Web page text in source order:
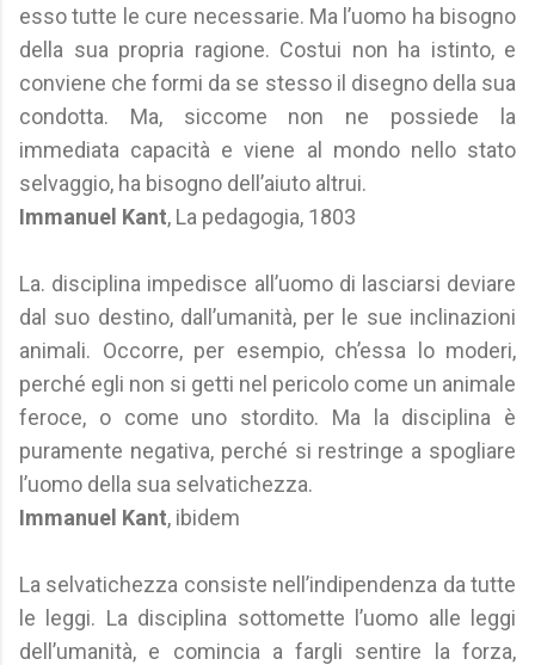
esso tutte le cure necessarie. Ma l’uomo ha bisogno
della sua propria ragione. Costui non ha istinto, e
conviene che formi da se stesso il disegno della sua
condotta. Ma, siccome non ne possiede la
immediata capacità e viene al mondo nello stato
selvaggio, ha bisogno dell’aiuto altrui.
Immanuel Kant, La pedagogia, 1803
La. disciplina impedisce all’uomo di lasciarsi deviare
dal suo destino, dall’umanità, per le sue inclinazioni
animali. Occorre, per esempio, ch’essa lo moderi,
perché egli non si getti nel pericolo come un animale
feroce, o come uno stordito. Ma la disciplina è
puramente negativa, perché si restringe a spogliare
l’uomo della sua selvatichezza.
Immanuel Kant, ibidem
La selvatichezza consiste nell’indipendenza da tutte
le leggi. La disciplina sottomette l’uomo alle leggi
dell’umanità, e comincia a fargli sentire la forza,